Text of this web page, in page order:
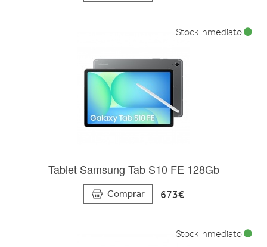
Tablet Samsung Tab S10 FE 128Gb
Comprar 673€
Stock inmediato
Stock inmediato